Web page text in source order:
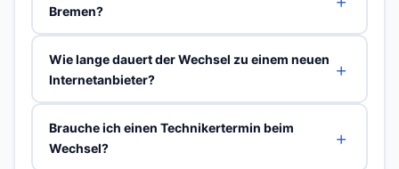
Bremen?
Wie lange dauert der Wechsel zu einem neuen
Internetanbieter?
Brauche ich einen Technikertermin beim
Wechsel?